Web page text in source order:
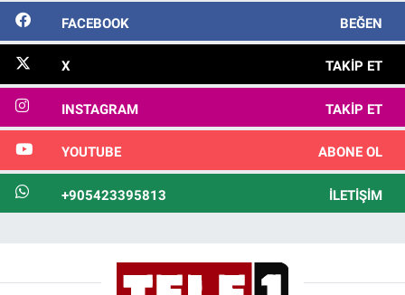
FACEBOOK BEĞEN
X TAKIP ET
INSTAGRAM TAKIP ET
YOUTUBE ABONE OL
+905423395813 İLETIŞIM